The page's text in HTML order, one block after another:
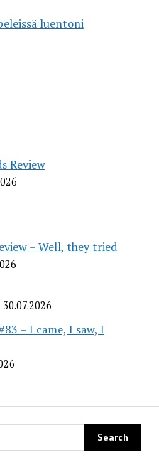
luentoni
Review
– Well, they tried
30.07.2026
– I came, I saw, I